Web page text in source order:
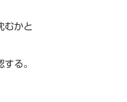
むかと
る。